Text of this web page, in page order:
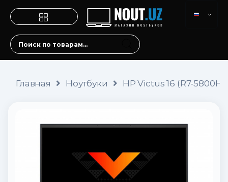
Главная Ноутбуки HP Victus 16 (R7-5800H/